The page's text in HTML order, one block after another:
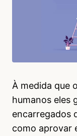
À medida que
humanos eles
encarregados
como aprovar